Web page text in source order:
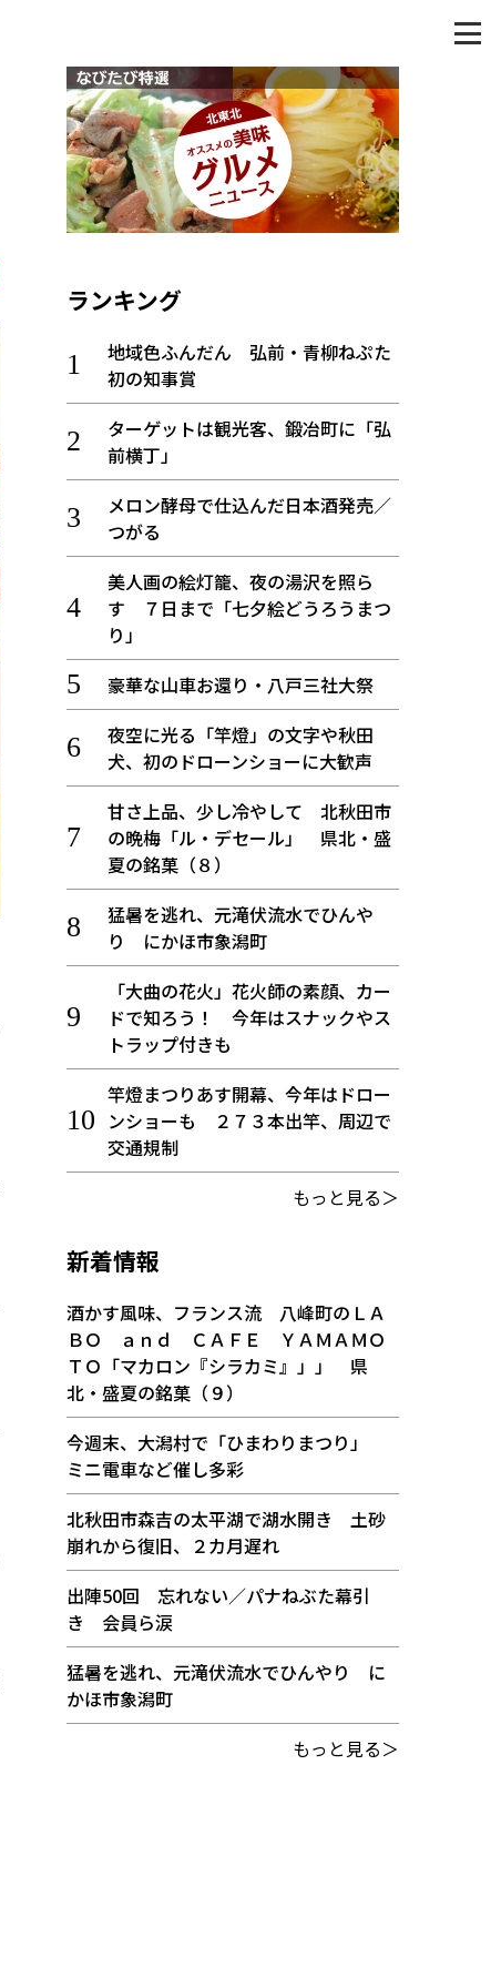
ランキング
地域色ふんだん 弘前・青柳ねぷた
初の知事賞
ターゲットは観光客、鍛冶町に「弘
前横丁」
メロン酵母で仕込んだ日本酒発売／
つがる
美人画の絵灯籠、夜の湯沢を照ら
す ７日まで「七夕絵どうろうまつ
り」
豪華な山車お還り・八戸三社大祭
夜空に光る「竿燈」の文字や秋田
犬、初のドローンショーに大歓声
甘さ上品、少し冷やして 北秋田市
の晩梅「ル・デセール」 県北・盛
夏の銘菓（８）
猛暑を逃れ、元滝伏流水でひんや
り にかほ市象潟町
「大曲の花火」花火師の素顔、カー
ドで知ろう！ 今年はスナックやス
トラップ付きも
竿燈まつりあす開幕、今年はドロー
ンショーも ２７３本出竿、周辺で
交通規制
もっと見る＞
新着情報
酒かす風味、フランス流 八峰町のＬＡ
ＢＯ ａｎｄ ＣＡＦＥ ＹＡＭＡＭＯ
ＴＯ「マカロン『シラカミ』」」 県
北・盛夏の銘菓（９）
今週末、大潟村で「ひまわりまつり」
ミニ電車など催し多彩
北秋田市森吉の太平湖で湖水開き 土砂
崩れから復旧、２カ月遅れ
出陣50回 忘れない／パナねぶた幕引
き 会員ら涙
猛暑を逃れ、元滝伏流水でひんやり に
かほ市象潟町
もっと見る＞